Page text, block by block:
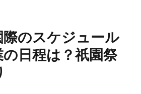
す
る
意
のスケジュール
日程は？祇園祭